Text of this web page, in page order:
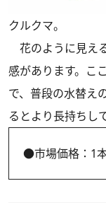
クルクマ。
花のように見え
感があります。こ
で、普段の水替え
るとより長持ちし
●市場価格：1